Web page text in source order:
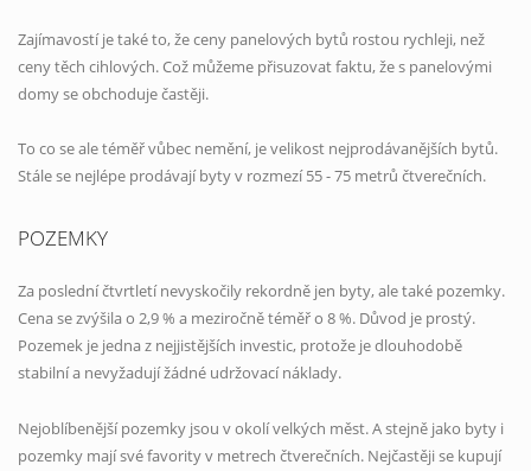
Zajímavostí je také to, že ceny panelových bytů rostou rychleji, než
ceny těch cihlových. Což můžeme přisuzovat faktu, že s panelovými
domy se obchoduje častěji.
To co se ale téměř vůbec nemění, je velikost nejprodávanějších bytů.
Stále se nejlépe prodávají byty v rozmezí 55 - 75 metrů čtverečních.
POZEMKY
Za poslední čtvrtletí nevyskočily rekordně jen byty, ale také pozemky.
Cena se zvýšila o 2,9 % a meziročně téměř o 8 %. Důvod je prostý.
Pozemek je jedna z nejjistějších investic, protože je dlouhodobě
stabilní a nevyžadují žádné udržovací náklady.
Nejoblíbenější pozemky jsou v okolí velkých měst. A stejně jako byty i
pozemky mají své favority v metrech čtverečních. Nejčastěji se kupují